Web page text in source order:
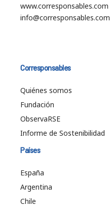
www.corresponsables.com
info@corresponsables.com
Corresponsables
Quiénes somos
Fundación
ObservaRSE
Informe de Sostenibilidad
Países
España
Argentina
Chile